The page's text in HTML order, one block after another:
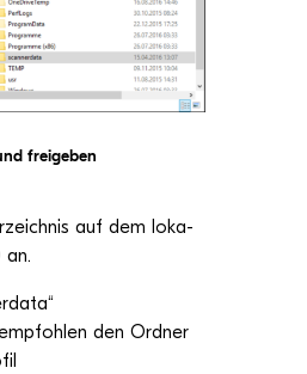
freigeben
auf dem loka­
an.
“
den Ord­ner